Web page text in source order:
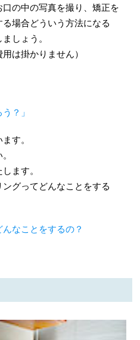
の中の写真を撮り、矯正を
場合どういう方法になる
しょう。
は掛かりません）
？」
す。
ます。
グってどんなことをする
なことをするの？